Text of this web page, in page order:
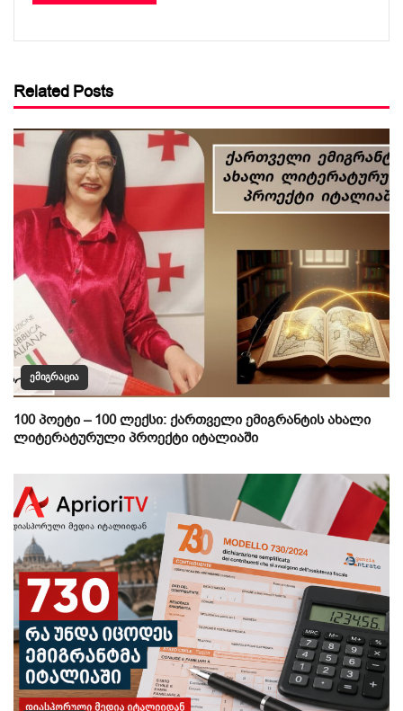
Related Posts
ᲔᲛᲘᲒᲠᲐᲪᲘᲐ
100 პოეტი – 100 ლექსი: ქართველი ემიგრანტის ახალი
ლიტერატურული პროექტი იტალიაში